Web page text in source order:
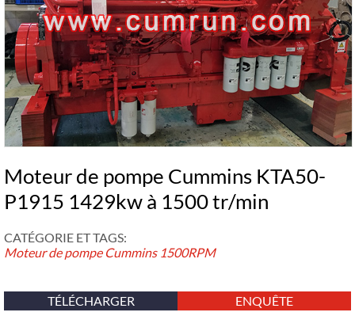
Moteur de pompe Cummins KTA50-
P1915 1429kw à 1500 tr/min
CATÉGORIE ET ​​TAGS:
Moteur de pompe Cummins 1500RPM
TÉLÉCHARGER ENQUÊTE